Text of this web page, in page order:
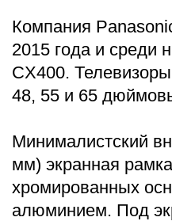
Компания
2015 года и среди
CX400.
48, 55 и 65
Минималистский
мм) экранная
хромированных
алюминием. Под